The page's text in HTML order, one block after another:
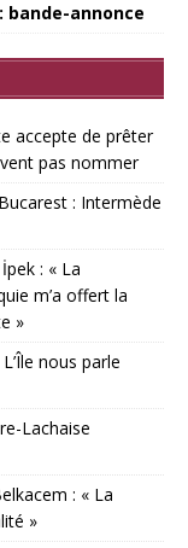
bande-annonce
accepte de prêter
pas nommer
: Intermède
: « La
m’a offert la
»
nous parle
Lachaise
: « La
»